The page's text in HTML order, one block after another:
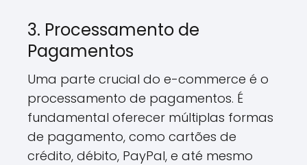
3. Processamento de
Pagamentos
Uma parte crucial do e-commerce é o
processamento de pagamentos. É
fundamental oferecer múltiplas formas
de pagamento, como cartões de
crédito, débito, PayPal, e até mesmo